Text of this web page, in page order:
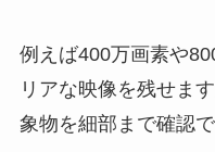
例えば400万画素や
リアな映像を残せま
象物を細部まで確認